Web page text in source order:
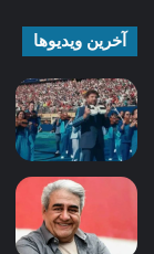
آخرین ویدیوها